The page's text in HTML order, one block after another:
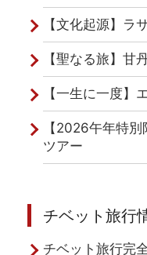
【文化起源】
【聖なる旅】
【一生に一度
【2026午年特
ツアー
チベット旅行
チベット旅行完